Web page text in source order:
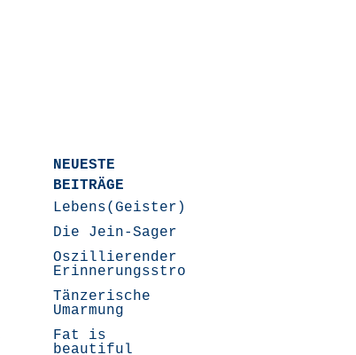
NEUESTE
BEITRÄGE
Lebens(Geister)Geschichten
Die Jein-Sager
Oszillierender
Erinnerungsstrom
Tänzerische
Umarmung
Fat is
beautiful